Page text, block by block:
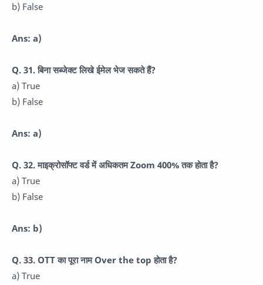
b) False
Ans: a)
Q. 31. बिना सब्जेक्ट लिखे ईमेल भेज सकते हैं?
a) True
b) False
Ans: a)
Q. 32. माइक्रोसॉफ्ट वर्ड में अधिकतम Zoom 400% तक होता है?
a) True
b) False
Ans: b)
Q. 33. OTT का पूरा नाम Over the top होता है?
a) True